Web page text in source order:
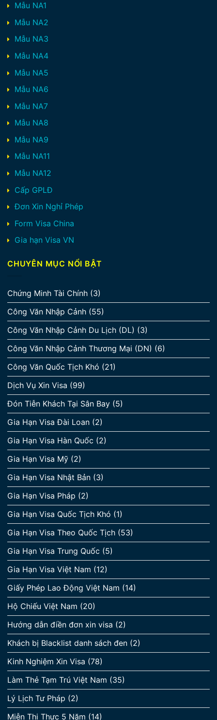
Mẫu NA1
Mẫu NA2
Mẫu NA3
Mẫu NA4
Mẫu NA5
Mẫu NA6
Mẫu NA7
Mẫu NA8
Mẫu NA9
Mẫu NA11
Mẫu NA12
Cấp GPLĐ
Đơn Xin Nghỉ Phép
Form Visa China
Gia hạn Visa VN
CHUYÊN MỤC NỔI BẬT
Chứng Minh Tài Chính (3)
Công Văn Nhập Cảnh (55)
Công Văn Nhập Cảnh Du Lịch (DL) (3)
Công Văn Nhập Cảnh Thương Mại (DN) (6)
Công Văn Quốc Tịch Khó (21)
Dịch Vụ Xin Visa (99)
Đón Tiễn Khách Tại Sân Bay (5)
Gia Hạn Visa Đài Loan (2)
Gia Hạn Visa Hàn Quốc (2)
Gia Hạn Visa Mỹ (2)
Gia Hạn Visa Nhật Bản (3)
Gia Hạn Visa Pháp (2)
Gia Hạn Visa Quốc Tịch Khó (1)
Gia Hạn Visa Theo Quốc Tịch (53)
Gia Hạn Visa Trung Quốc (5)
Gia Hạn Visa Việt Nam (12)
Giấy Phép Lao Động Việt Nam (14)
Hộ Chiếu Việt Nam (20)
Hướng dẫn điền đơn xin visa (2)
Khách bị Blacklist danh sách đen (2)
Kinh Nghiệm Xin Visa (78)
Làm Thẻ Tạm Trú Việt Nam (35)
Lý Lịch Tư Pháp (2)
Miễn Thị Thực 5 Năm (14)